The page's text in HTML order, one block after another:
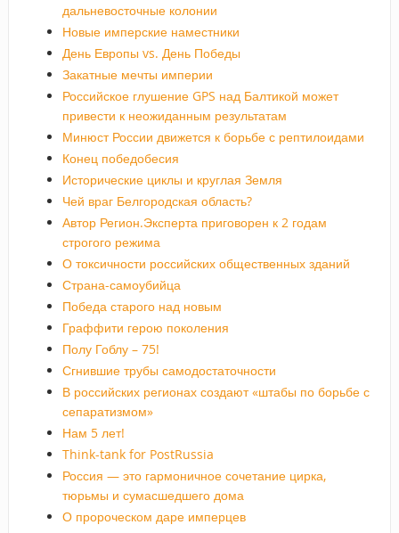
дальневосточные колонии
Новые имперские наместники
День Европы vs. День Победы
Закатные мечты империи
Российское глушение GPS над Балтикой может
привести к неожиданным результатам
Минюст России движется к борьбе с рептилоидами
Конец победобесия
Исторические циклы и круглая Земля
Чей враг Белгородская область?
Автор Регион.Эксперта приговорен к 2 годам
строгого режима
О токсичности российских общественных зданий
Страна-самоубийца
Победа старого над новым
Граффити герою поколения
Полу Гоблу – 75!
Сгнившие трубы самодостаточности
В российских регионах создают «штабы по борьбе с
сепаратизмом»
Нам 5 лет!
Think-tank for PostRussia
Россия — это гармоничное сочетание цирка,
тюрьмы и сумасшедшего дома
О пророческом даре имперцев